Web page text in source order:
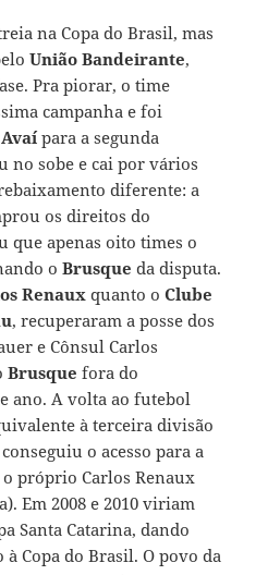
na Copa do Brasil, mas
União Bandeirante,
Pra piorar, o time
campanha e foi
Avaí para a segunda
no sobe e cai por vários
diferente: a
os direitos do
que apenas oito times o
oBrusque da disputa.
Renaux quanto oClube
, recuperaram a posse dos
e Cônsul Carlos
Brusque fora do
ano. A volta ao futebol
à terceira divisão
o acesso para a
próprio Carlos Renaux
Em 2008 e 2010 viriam
Santa Catarina, dando
à Copa do Brasil. O povo da